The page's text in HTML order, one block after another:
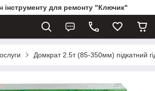
інструменту для ремонту "Ключик"
Домкрат 2.5т (85-350мм) підкатний